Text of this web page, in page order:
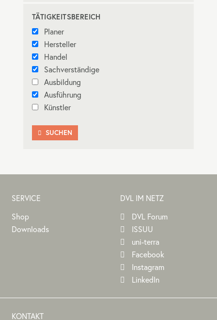
TÄTIGKEITSBEREICH
Planer
Hersteller
Handel
Sachverständige
Ausbildung
Ausführung
Künstler
 SUCHEN
SERVICE
Shop
Downloads
DVL IM NETZ
DVL Forum
ISSUU
uni-terra
Facebook
Instagram
LinkedIn
KONTAKT